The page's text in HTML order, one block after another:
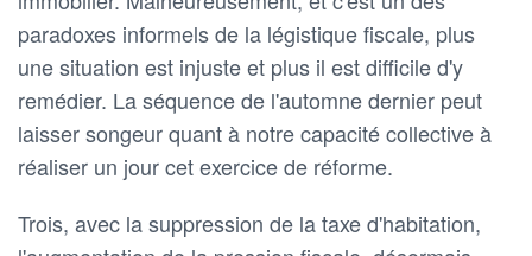
paradoxes informels de la légistique fiscale, plus
une situation est injuste et plus il est difficile d'y
remédier. La séquence de l'automne dernier peut
laisser songeur quant à notre capacité collective à
réaliser un jour cet exercice de réforme.
Trois, avec la suppression de la taxe d'habitation,